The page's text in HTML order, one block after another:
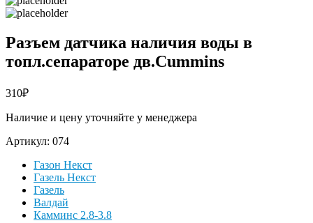
Разъем датчика наличия воды в
топл.сепараторе дв.Cummins
310₽
Наличие и цену уточняйте у менеджера
Артикул: 074
Газон Некст
Газель Некст
Газель
Валдай
Камминс 2.8-3.8